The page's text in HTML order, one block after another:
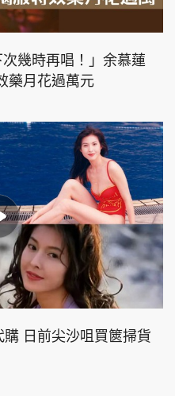
幾時再唱！」余慕蓮
藥月花過萬元
日前尖沙咀買篋掃貨